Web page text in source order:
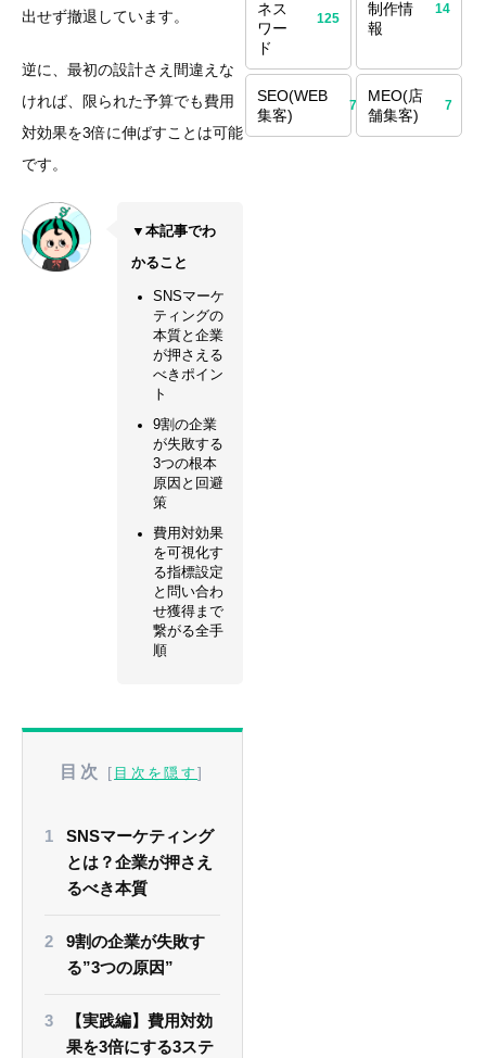
出せず撤退しています。
逆に、最初の設計さえ間違えな
ければ、限られた予算でも費用
対効果を3倍に伸ばすことは可能
です。
▼本記事でわ
かること
SNSマーケ
ティングの
本質と企業
が押さえる
べきポイン
ト
9割の企業
が失敗する
3つの根本
原因と回避
策
費用対効果
を可視化す
る指標設定
と問い合わ
せ獲得まで
繋がる全手
順
目次 [ 目次を隠す]
SNSマーケティング
とは？企業が押さえ
るべき本質
9割の企業が失敗す
る”3つの原因”
【実践編】費用対効
果を3倍にする3ステ
ネス
ワー
ド
125
制作情
報
14
SEO(WEB
集客)
70
MEO(店
舗集客)
7